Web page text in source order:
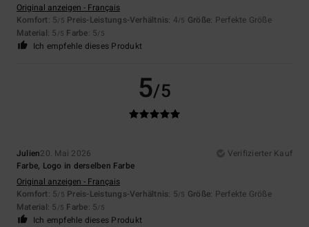
Original anzeigen - Français
Komfort: 5/5 Preis-Leistungs-Verhältnis: 4/5 Größe: Perfekte Größe
Material: 5 /5 Farbe: 5/5
Ich empfehle dieses Produkt
5/5
Julien20. Mai 2026
Verifizierter Kauf
Farbe, Logo in derselben Farbe
Original anzeigen - Français
Komfort: 5/5 Preis-Leistungs-Verhältnis: 5/5 Größe: Perfekte Größe
Material: 5 /5 Farbe: 5/5
Ich empfehle dieses Produkt